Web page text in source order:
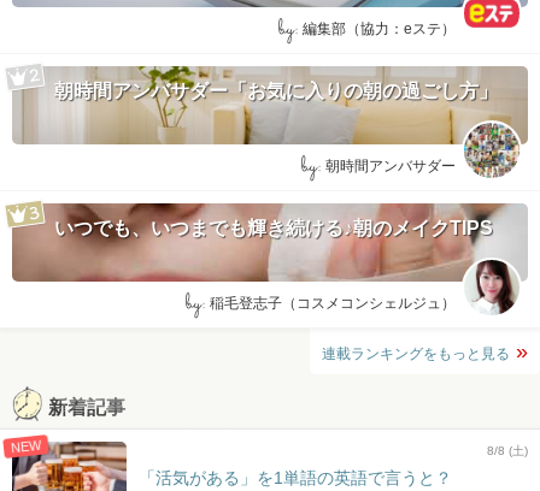
by: 編集部（協力：eステ）
朝時間アンバサダー「お気に入りの朝の過ごし方」
by: 朝時間アンバサダー
いつでも、いつまでも輝き続ける♪朝のメイクTIPS
by: 稲毛登志子（コスメコンシェルジュ）
連載ランキングをもっと見る
新着記事
NEW 8/8 (土)
「活気がある」を1単語の英語で言うと？